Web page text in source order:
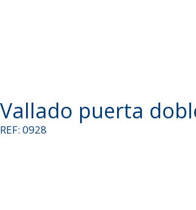
Vallado puerta
REF: 0928